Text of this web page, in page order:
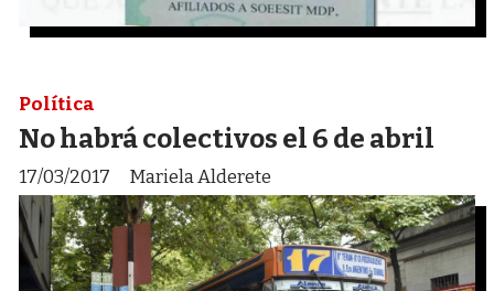
No habrá colectivos el 6 de abril
Mariela Alderete
Política
17/03/2017